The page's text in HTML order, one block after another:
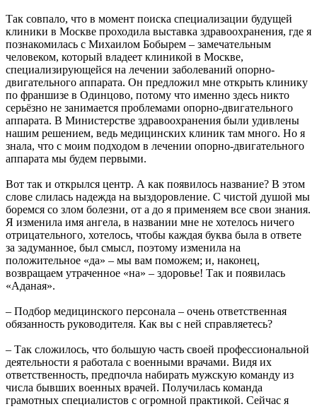
Так совпало, что в момент поиска специализации будущей
клиники в Москве проходила выставка здравоохранения, где я
познакомилась с Михаилом Бобырем – замечательным
человеком, который владеет клиникой в Москве,
специализирующейся на лечении заболеваний опорно-
двигательного аппарата. Он предложил мне открыть клинику
по франшизе в Одинцово, потому что именно здесь никто
серьёзно не занимается проблемами опорно-двигательного
аппарата. В Министерстве здравоохранения были удивлены
нашим решением, ведь медицинских клиник там много. Но я
знала, что с моим подходом в лечении опорно-двигательного
аппарата мы будем первыми.
Вот так и открылся центр. А как появилось название? В этом
слове слилась надежда на выздоровление. С чистой душой мы
боремся со злом болезни, от а до я применяем все свои знания.
Я изменила имя ангела, в названии мне не хотелось ничего
отрицательного, хотелось, чтобы каждая буква была в ответе
за задуманное, был смысл, поэтому изменила на
положительное «да» – мы вам поможем; и, наконец,
возвращаем утраченное «на» – здоровье! Так и появилась
«Аданая».
– Подбор медицинского персонала – очень ответственная
обязанность руководителя. Как вы с ней справляетесь?
– Так сложилось, что большую часть своей профессиональной
деятельности я работала с военными врачами. Видя их
ответственность, предпочла набирать мужскую команду из
числа бывших военных врачей. Получилась команда
грамотных специалистов с огромной практикой. Сейчас я